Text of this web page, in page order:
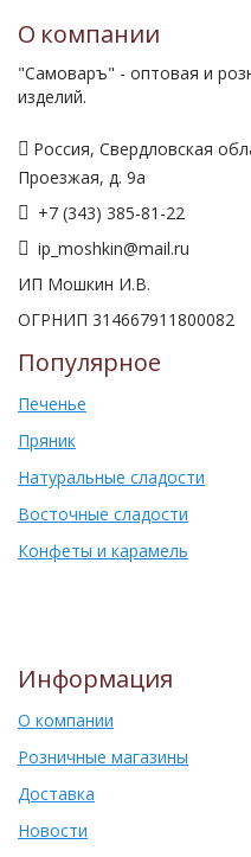
О компании
"Самоваръ" - оптовая и
изделий.
Россия, Свердловская
Проезжая, д. 9а
+7 (343) 385-81-22
ip_moshkin@mail.ru
ИП Мошкин И.В.
ОГРНИП 314667911800082
Популярное
Печенье
Пряник
Натуральные сладости
Восточные сладости
Конфеты и карамель
Информация
О компании
Розничные магазины
Доставка
Новости